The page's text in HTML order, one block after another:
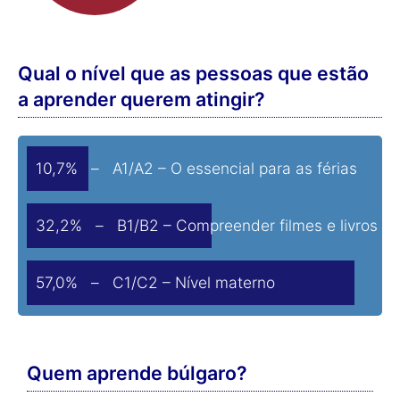
Qual o nível que as pessoas que estão
a aprender querem atingir?
10,7% – A1/A2 – O essencial para as férias
32,2% – B1/B2 – Compreender filmes e livros
57,0% – C1/C2 – Nível materno
Quem aprende búlgaro?